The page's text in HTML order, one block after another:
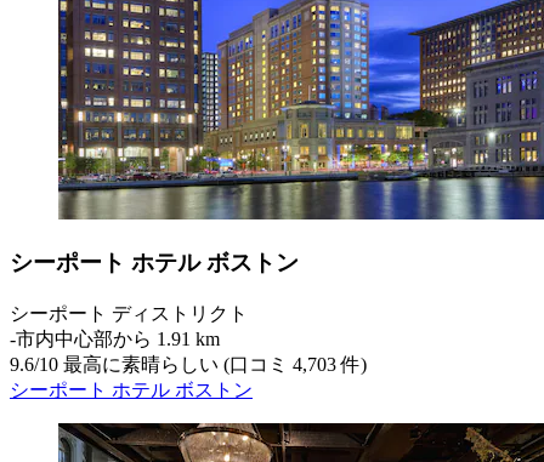
シーポート ホテル ボストン
シーポート ディストリクト
‐市内中心部から 1.91 km
9.6/10 最高に素晴らしい (口コミ 4,703 件)
シーポート ホテル ボストン